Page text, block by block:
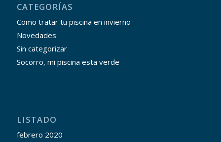
CATEGORÍAS
Como tratar tu piscina en invierno
Novedades
Sin categorizar
Socorro, mi piscina esta verde
LISTADO
febrero 2020